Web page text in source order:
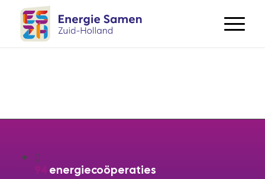
94 energiecoöperaties